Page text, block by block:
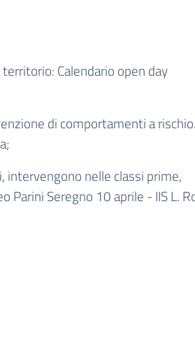
territorio: Calendario open day
di comportamenti a rischio.
intervengono nelle classi prime,
Seregno 10 aprile - IIS L.